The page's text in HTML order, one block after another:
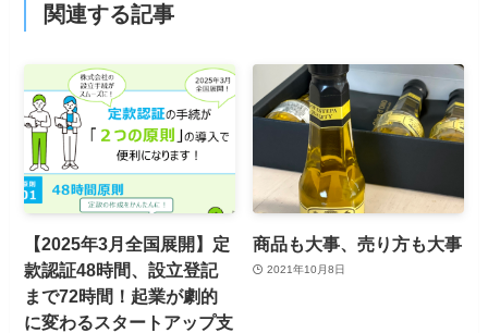
関連する記事
【2025年3月全国展開】定
款認証48時間、設立登記
まで72時間！起業が劇的
に変わるスタートアップ支
商品も大事、売り方も大事
2021年10月8日